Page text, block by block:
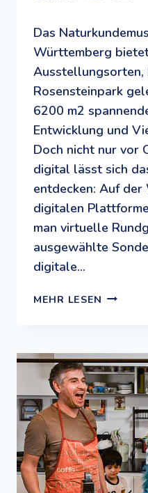
Das
Württemberg
Rosensteinpark
6200 m2
Entwicklung und
Doch nicht nur vor
digital lässt sich
entdecken: Auf
digitalen
man virtuelle
ausgewählte
digitale…
MEHR LESEN DIGITAL
DES
LEBENS
DAS
BW